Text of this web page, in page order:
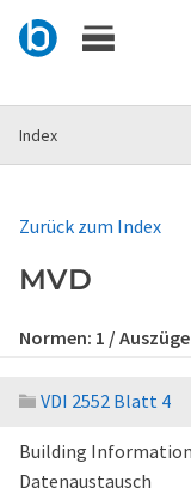
Index
Zurück zum Index
MVD
Normen: 1 /
VDI 2552 Blatt 4
Building
Datenaustausch